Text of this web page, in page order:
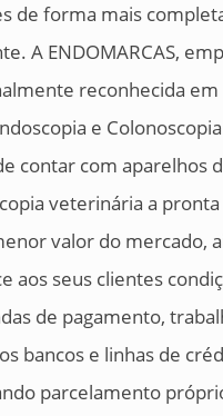
de forma mais
A ENDOMARCAS,
reconhecida em
e
contar com aparelhos
veterinária a
valor do mercado,
aos seus clientes
de pagamento,
bancos e linhas de
parcelamento